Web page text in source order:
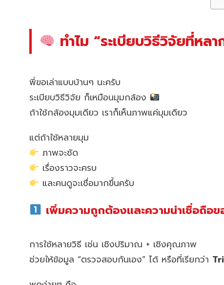
ทำไม “ระเบียบวิธีวิจัยที่ห
พี่ขอเล่าแบบบ้านๆ นะครับ
ระเบียบวิธีวิจัย ก็เหมือนมุมกล้อง
ถ้าใช้กล้องมุมเดียว เราก็เห็นภาพแค่มุมเดียว
แต่ถ้าใช้หลายมุม
ภาพจะชัด
เรื่องราวจะครบ
และคนดูจะเชื่อมากขึ้นครับ
เพิ่มความถูกต้องและความน่าเชื่อถือ
การใช้หลายวิธี เช่น เชิงปริมาณ + เชิงคุณภาพ
ช่วยให้ข้อมูล “ตรวจสอบกันเอง” ได้ หรือที่เรียกว่า